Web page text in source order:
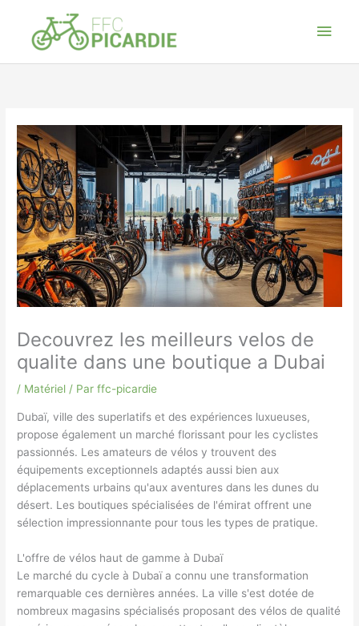
contenu
Decouvrez les meilleurs velos de
qualite dans une boutique a Dubai
/ Matériel / Parffc-picardie
Dubaï, ville des superlatifs et des expériences luxueuses,
propose également un marché florissant pour les cyclistes
passionnés. Les amateurs de vélos y trouvent des
équipements exceptionnels adaptés aussi bien aux
déplacements urbains qu'aux aventures dans les dunes du
désert. Les boutiques spécialisées de l'émirat offrent une
sélection impressionnante pour tous les types de pratique.
L'offre de vélos haut de gamme à Dubaï
Le marché du cycle à Dubaï a connu une transformation
remarquable ces dernières années. La ville s'est dotée de
nombreux magasins spécialisés proposant des vélos de qualité